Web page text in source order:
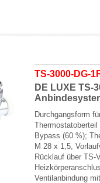
TS-3000-DG-
DE LUXE TS-
Durchgangsform
Bypass (60 %);
M 28 x 1,5,
Rücklauf über TS-
Ventilanbindung